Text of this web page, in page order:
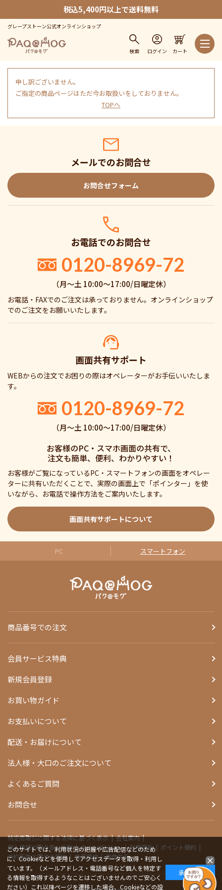
税込5,400円以上で送料無料
グレープストーン公式オンラインショップ
検索 ログイン カート
申し訳ございません。
ご指定の商品ページはただ今お取扱いをしておりません。
TOPへ
メールでのお問合せ
お問合せフォーム
お電話でのお問合せ
0120-8969-72
（月〜土 10:00〜17:00/日曜定休）
お電話・FAXでのご注文は承っておりません。オンラインショップ
でのご注文をお願いいたします。
画面共有サポート
WEBからの注文でお困りの際はオペレーターがお手伝いいたしま
す。
0120-8969-72
（月〜土 10:00〜17:00/日曜定休）
お客様のPC・スマホ画面の共有で、
注文も簡単、便利、わかりやすい！
お客様がご覧になっているPC・スマートフォンの画面をオペレー
ターに共有いただくことで、実際の画面上で「ポインター」を使
いながら、お電話で操作方法をご案内いたします。
画面共有サポートについて
PC スマートフォン
商品番号での注文
会員サービス特典
新規会員登録
お買い物ガイド
お支払いについて
配送・お届けについて
法人様・大口のご注文について
よくあるご質問
お問合せ
特定商取引に関する法律に基づく表示
会社案内
個人情報の取り扱い指針
サイトポリシー 利用規約
ポイント規約
予約販売に関する規約
推奨環境 画面共有
このサイトでは、利用状況の把握や広告配信などのため
に、Cookieなどを使用してアクセスデータを取得・利用し
ています。（メールアドレス・電話番号など個人を特定す
る情報を取得するようなことはございませんのでご安心く
ださい）これ以降ページを遷移した場合、Cookieなどの設
承諾する